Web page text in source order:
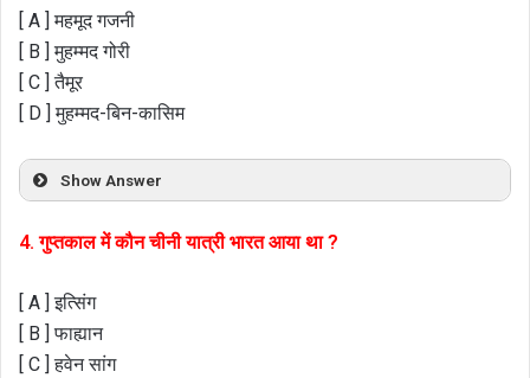
[ A ] महमूद गजनी
[ B ] मुहम्मद गोरी
[ C ] तैमूर
[ D ] मुहम्मद-बिन-कासिम
Show Answer
4. गुप्तकाल में कौन चीनी यात्री भारत आया था ?
[ A ] इत्सिंग
[ B ] फाह्यान
[ C ] हवेन सांग